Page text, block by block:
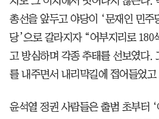
총선을 앞두고 야당이 ‘문재인 민주
당’으로 갈라지자 “어부지리로 180
고 방심하며 각종 추태를 선보였다.
를 내주면서 내리막길에 접어들었
윤석열 정권 사람들은 출범 초부터